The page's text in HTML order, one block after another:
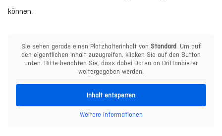
können.
Sie sehen gerade einen Platzhalterinhalt von Standard . Um auf
den eigentlichen Inhalt zuzugreifen, klicken Sie auf den Button
unten. Bitte beachten Sie, dass dabei Daten an Drittanbieter
weitergegeben werden.
Inhalt entsperren
Weitere Informationen